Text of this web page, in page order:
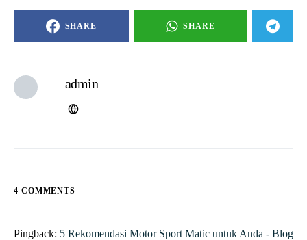
SHARE SHARE
admin
4 COMMENTS
Pingback: 5 Rekomendasi Motor Sport Matic untuk Anda - Blog